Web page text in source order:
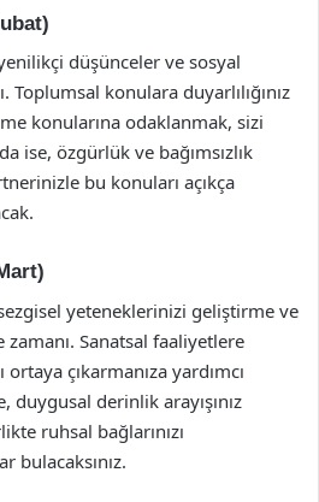
düşünceler ve sosyal
Toplumsal konulara duyarlılığınız
konularına odaklanmak, sizi
ise, özgürlük ve bağımsızlık
bu konuları açıkça
yeteneklerinizi geliştirme ve
Sanatsal faaliyetlere
ortaya çıkarmanıza yardımcı
duygusal derinlik arayışınız
ruhsal bağlarınızı
bulacaksınız.